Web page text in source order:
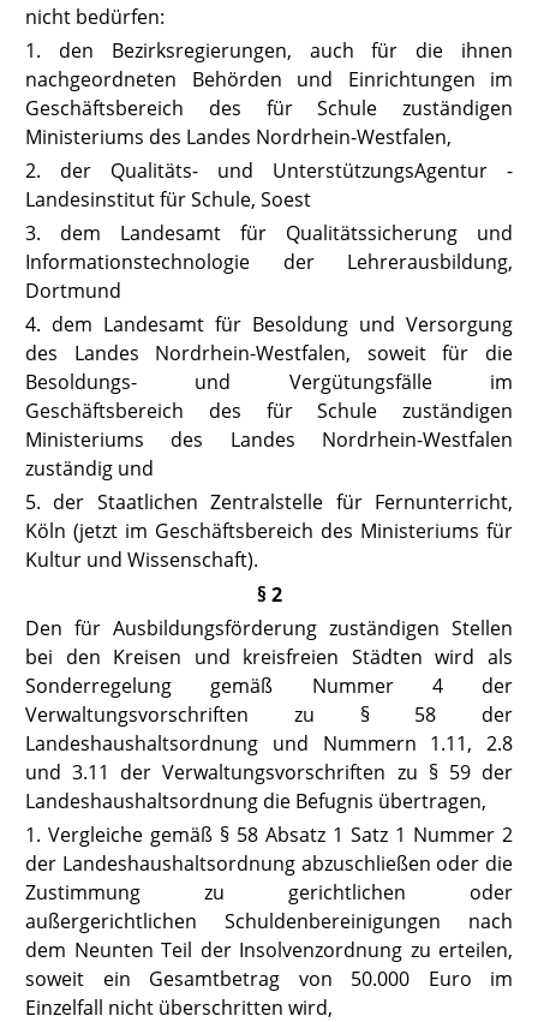
nicht bedürfen:
1. den Bezirksregierungen, auch für die ihnen
nachgeordneten Behörden und Einrichtungen im
Geschäftsbereich des für Schule zuständigen
Ministeriums des Landes Nordrhein-Westfalen,
2. der Qualitäts- und UnterstützungsAgentur -
Landesinstitut für Schule, Soest
3. dem Landesamt für Qualitätssicherung und
Informationstechnologie der Lehrerausbildung,
Dortmund
4. dem Landesamt für Besoldung und Versorgung
des Landes Nordrhein-Westfalen, soweit für die
Besoldungs- und Vergütungsfälle im
Geschäftsbereich des für Schule zuständigen
Ministeriums des Landes Nordrhein-Westfalen
zuständig und
5. der Staatlichen Zentralstelle für Fernunterricht,
Köln(jetzt im Geschäftsbereich des Ministeriums für
Kultur und Wissenschaft).
§ 2
Den für Ausbildungsförderung zuständigen Stellen
bei den Kreisen und kreisfreien Städten wird als
Sonderregelung gemäß Nummer 4 der
Verwaltungsvorschriften zu § 58 der
Landeshaushaltsordnung und Nummern 1.11, 2.8
und 3.11 der Verwaltungsvorschriften zu § 59 der
Landeshaushaltsordnung die Befugnis übertragen,
1. Vergleiche gemäß § 58 Absatz 1 Satz 1 Nummer 2
der Landeshaushaltsordnungabzuschließen oder die
Zustimmung zu gerichtlichen oder
außergerichtlichen Schuldenbereinigungen nach
dem Neunten Teil der Insolvenzordnung zu erteilen,
soweit ein Gesamtbetrag von 50.000 Euro im
Einzelfall nicht überschritten wird,